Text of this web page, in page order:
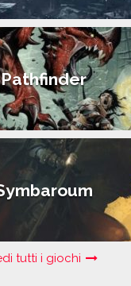
Pathfinder
tutti i giochi